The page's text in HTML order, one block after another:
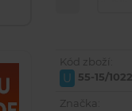
Kód zboží:
U 55-15/
Značka: